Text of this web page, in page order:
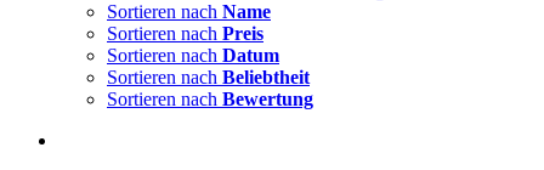
Sortieren nach Name
Sortieren nach Preis
Sortieren nach Datum
Sortieren nach Beliebtheit
Sortieren nach Bewertung